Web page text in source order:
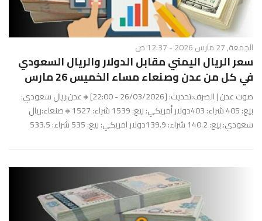
الجمعة, 27 مارس 2026 - 12:37 ص
سعر الريال اليمني مقابل الدولار والريال السعودي
في كل من عدن وصنعاء مساء الخميس 26 مارس
صوت عدن | الصرف:تحديث: [26/03/2026 - 22:00]🔸عدن:ريال سعودي:
بيع: 405 شراء: 403دولار أمريكي: بيع: 1539 شراء: 1527🔸صنعاء:ريال
سعودي: بيع: 140.2 شراء: 139.9دولار امريكي: بيع: 535 شراء: 533.5